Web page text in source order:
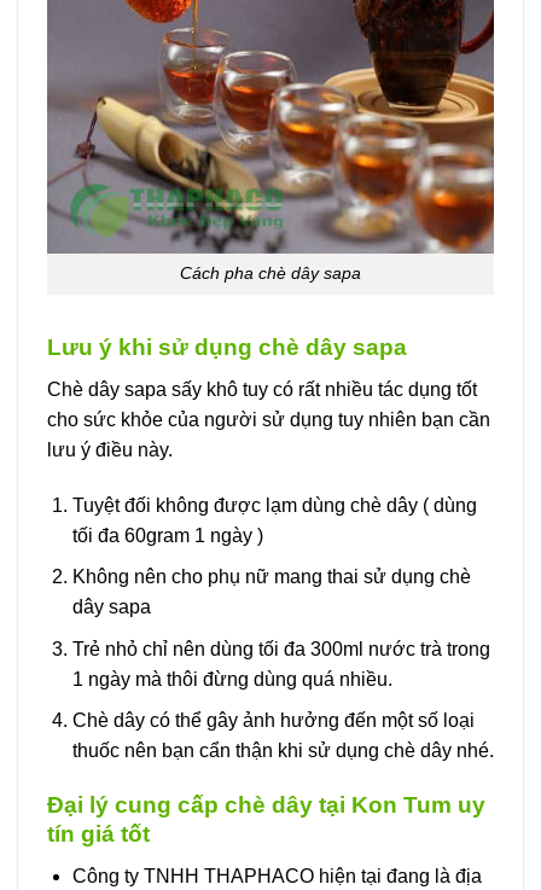
Cách pha chè dây sapa
Lưu ý khi sử dụng chè dây sapa
Chè dây sapa sấy khô tuy có rất nhiều tác dụng tốt
cho sức khỏe của người sử dụng tuy nhiên bạn cần
lưu ý điều này.
Tuyệt đối không được lạm dùng chè dây ( dùng
tối đa 60gram 1 ngày )
Không nên cho phụ nữ mang thai sử dụng chè
dây sapa
Trẻ nhỏ chỉ nên dùng tối đa 300ml nước trà trong
1 ngày mà thôi đừng dùng quá nhiều.
Chè dây có thể gây ảnh hưởng đến một số loại
thuốc nên bạn cẩn thận khi sử dụng chè dây nhé.
Đại lý cung cấp chè dây tại Kon Tum uy
tín giá tốt
Công ty TNHH THAPHACO hiện tại đang là địa